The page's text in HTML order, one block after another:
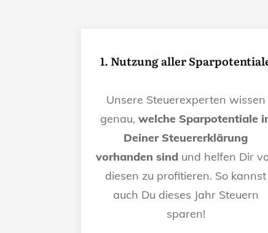
1. Nutzung aller
Unsere Steuerexperten wissen
genau, welche Sparpotentiale
Deiner Steuererklärung
vorhanden sindund helfen Dir
diesen zu profitieren. So kannst
auch Du dieses Jahr Steuern
sparen!